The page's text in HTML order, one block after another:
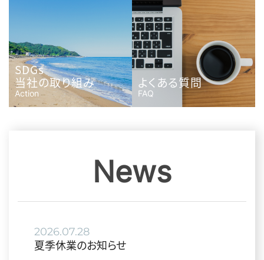
SDGs
当社の取り組み
Action
よくある質問
FAQ
News
2026.07.28
夏季休業のお知らせ